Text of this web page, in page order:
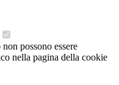
possono essere
nella pagina della cookie